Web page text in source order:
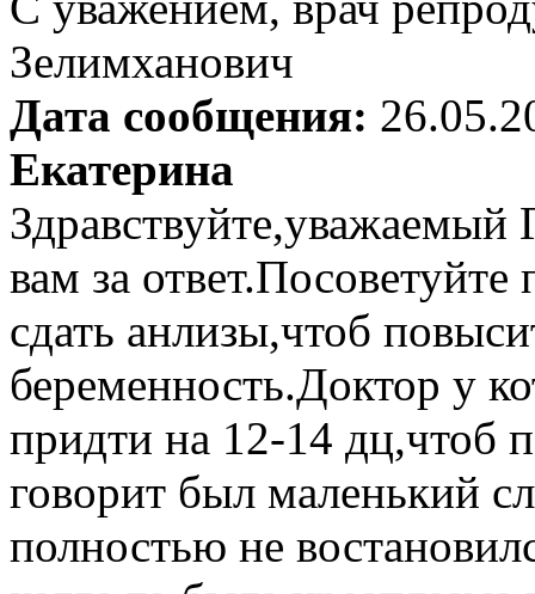
Зелимханович
Дата сообщения:
Екатерина
вам за
сдать анлизы,чтоб
беременность.Доктор у
придти на 12-14 дц,чтоб
говорит был маленький
полностью не